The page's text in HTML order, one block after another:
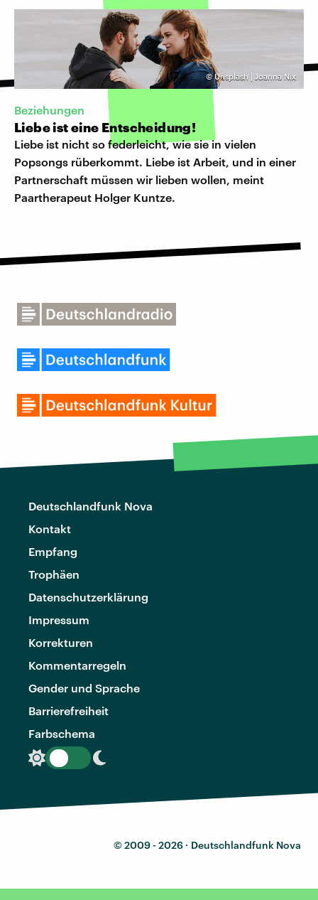
©Unsplash | Joanna Nix
Beziehungen
Liebe ist eine Entscheidung!
Liebe ist nicht so federleicht, wie sie in vielen
Popsongs rüberkommt. Liebe ist Arbeit, und in einer
Partnerschaft müssen wir lieben wollen, meint
Paartherapeut Holger Kuntze.
Deutschlandfunk Nova
Kontakt
Empfang
Trophäen
Datenschutzerklärung
Impressum
Korrekturen
Kommentarregeln
Gender und Sprache
Barrierefreiheit
Farbschema
© 2009 - 2026 · Deutschlandfunk Nova